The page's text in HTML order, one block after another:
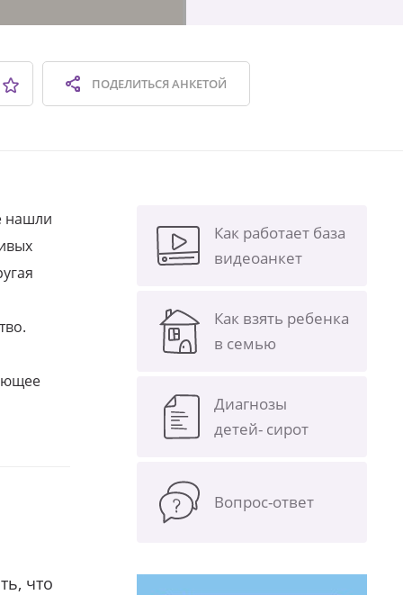
ПОДЕЛИТЬСЯАНКЕТОЙ
нашли
что
Как работает база
видеоанкет
Как взять ребенка
в семью
Диагнозы
детей- сирот
Вопрос-ответ